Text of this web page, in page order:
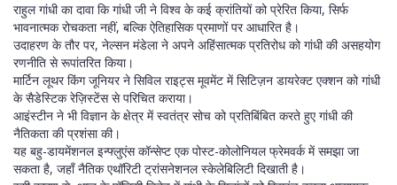
राहुल गांधी का दावा कि गांधी जी ने विश्व के कई क्रांतियों को प्रेरित किया, सिर्फ
भावनात्मक रोचकता नहीं, बल्कि ऐतिहासिक प्रमाणों पर आधारित है।
उदाहरण के तौर पर, नेल्सन मंडेला ने अपने अहिंसात्मक प्रतिरोध को गांधी की असहयोग
रणनीति से रूपांतरित किया।
मार्टिन लूथर किंग जूनियर ने सिविल राइट्स मूवमेंट में सिटिज़न डायरेक्ट एक्शन को गांधी
के सैडेस्टिक रेज़िस्टेंस से परिचित कराया।
आइंस्टीन ने भी विज्ञान के क्षेत्र में स्वतंत्र सोच को प्रतिबिंबित करते हुए गांधी की
नैतिकता की प्रशंसा की।
यह बहु-डायमेंशनल इन्फ्लुएंस कॉन्सेप्ट एक पोस्ट-कोलोनियल फ्रेमवर्क में समझा जा
सकता है, जहाँ नैतिक एथॉरिटी ट्रांसनेशनल स्केलेबिलिटी दिखाती है।